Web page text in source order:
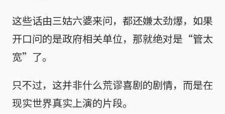
这些话由三姑六婆来问，都还嫌太劲爆，如果
开口问的是政府相关单位，那就绝对是“管太
宽”了。
只不过，这并非什么荒谬喜剧的剧情，而是在
现实世界真实上演的片段。